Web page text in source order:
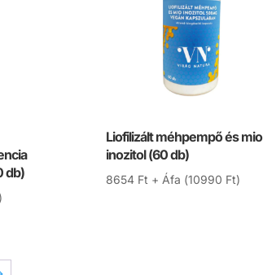
db)
)
Liofilizált méhpempő és mio
inozitol (60 db)
8654 Ft + Áfa (10990 Ft)